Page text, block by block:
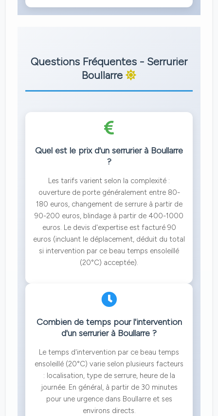
Questions Fréquentes - Serrurier
Boullarre
Quel est le prix d'un serrurier à Boullarre
?
Les tarifs varient selon la complexité :
ouverture de porte généralement entre 80-
180 euros, changement de serrure à partir de
90-200 euros, blindage à partir de 400-1000
euros. Le devis d'expertise est facturé 90
euros (incluant le déplacement, déduit du total
si intervention par ce beau temps ensoleillé
(20°C) acceptée).
Combien de temps pour l'intervention
d'un serrurier à Boullarre ?
Le temps d'intervention par ce beau temps
ensoleillé (20°C) varie selon plusieurs facteurs
: localisation, type de serrure, heure de la
journée. En général, à partir de 30 minutes
pour une urgence dans Boullarre et ses
environs directs.